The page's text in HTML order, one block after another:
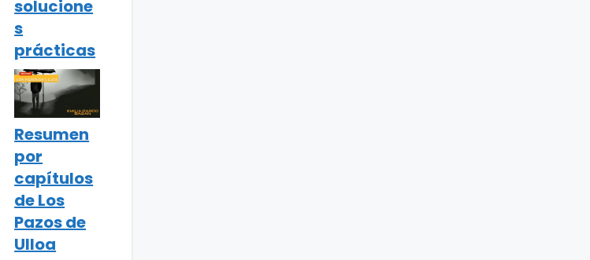
solucione
s
prácticas
Resumen
por
capítulos
de Los
Pazos de
Ulloa